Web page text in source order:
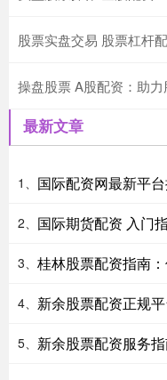
股票实盘交易 股票杠杆
操盘股票 A股配资：助
最新文章
1、 国际配资网最新平
2、 国际期货配资 入门
3、 桂林股票配资指南
4、 新余股票配资正规
5、 新余股票配资服务